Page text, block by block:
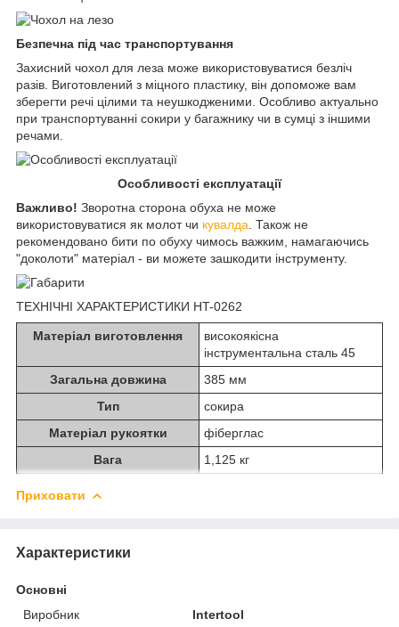
Безпечна під час транспортування
Захисний чохол для леза може використовуватися безліч
разів. Виготовлений з міцного пластику, він допоможе вам
зберегти речі цілими та неушкодженими. Особливо актуально
при транспортуванні сокири у багажнику чи в сумці з іншими
речами.
Особливості експлуатації
Важливо! Зворотна сторона обуха не може
використовуватися як молот чи кувалда . Також не
рекомендовано бити по обуху чимось важким, намагаючись
"доколоти" матеріал - ви можете зашкодити інструменту.
ТЕХНІЧНІ ХАРАКТЕРИСТИКИ HT-0262
Матеріал виготовлення
високоякісна
інструментальна сталь 45
Загальна довжина
385 мм
Тип
сокира
Матеріал рукоятки
фіберглас
Вага
1,125 кг
Приховати
Характеристики
Основні
Виробник
Intertool